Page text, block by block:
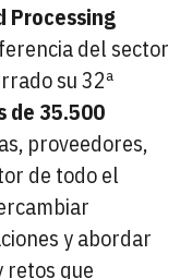
Processing
del sector
su 32ª
de 35.500
proveedores,
de todo el
y abordar
retos que